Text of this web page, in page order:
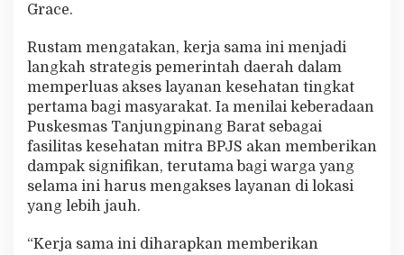
u
d
a
Grace.
Rustam mengatakan, kerja sama ini menjadi
langkah strategis pemerintah daerah dalam
memperluas akses layanan kesehatan tingkat
pertama bagi masyarakat. Ia menilai keberadaan
Puskesmas Tanjungpinang Barat sebagai
fasilitas kesehatan mitra BPJS akan memberikan
dampak signifikan, terutama bagi warga yang
selama ini harus mengakses layanan di lokasi
yang lebih jauh.
“Kerja sama ini diharapkan memberikan